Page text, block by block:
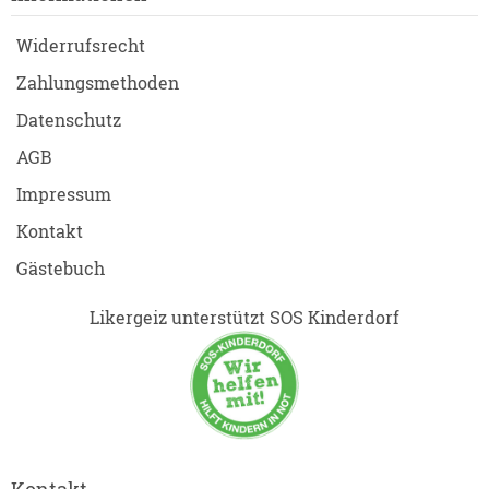
Widerrufsrecht
Zahlungsmethoden
Datenschutz
AGB
Impressum
Kontakt
Gästebuch
Likergeiz unterstützt SOS Kinderdorf